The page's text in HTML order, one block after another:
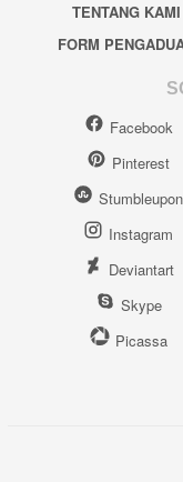
TENTANG KAMI
FORM
Facebook
Pinterest
Stumbleupon
Instagram
Deviantart
Skype
Picassa